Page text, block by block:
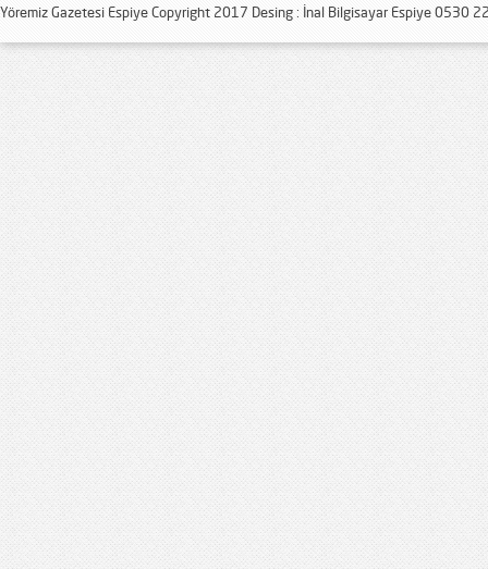
Yöremiz Gazetesi Espiye Copyright 2017 Desing : İnal Bilgisayar Espiye 0530